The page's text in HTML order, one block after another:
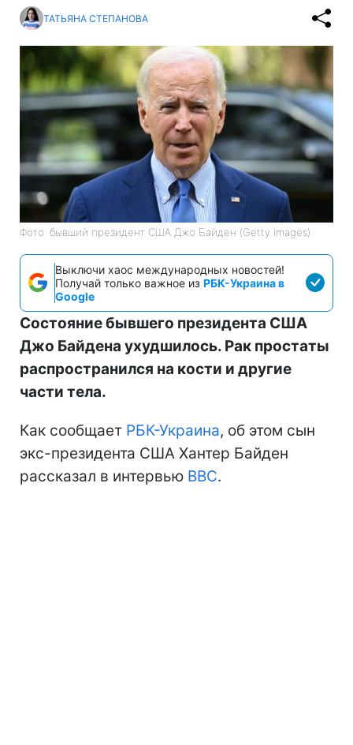
ТАТЬЯНА СТЕПАНОВА
Фото: бывший президент США Джо Байден (Getty Images)
Выключи хаос международных новостей!
Получай только важное из РБК-Украина в
Google
Состояние бывшего президента США
Джо Байдена ухудшилось. Рак простаты
распространился на кости и другие
части тела.
Как сообщает РБК-Украина, об этом сын
экс-президента США Хантер Байден
рассказал в интервью BBC.